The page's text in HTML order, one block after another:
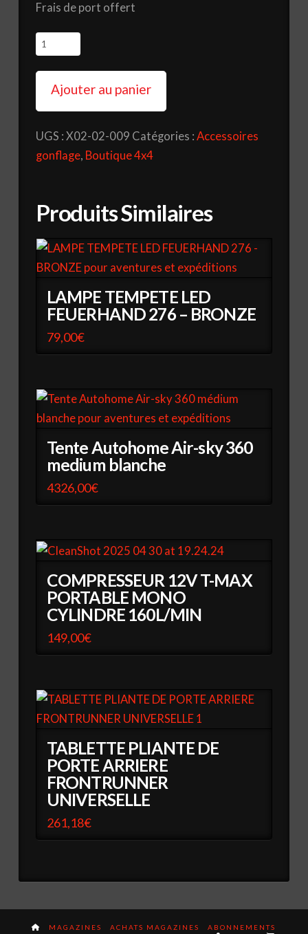
Frais de port offert
quantité
de
A
DEGONFLAGE
(JEU
DE
VALVES)
Ajouter au panier
UGS : X02-02-009 Catégories : Accessoires
gonflage, Boutique 4x4
Produits Similaires
LAMPE TEMPETE LED
FEUERHAND 276 – BRONZE
79,00€
Tente Autohome Air-sky 360
medium blanche
4326,00€
COMPRESSEUR 12V T-MAX
PORTABLE MONO
CYLINDRE 160L/MIN
149,00€
TABLETTE PLIANTE DE
PORTE ARRIERE
FRONTRUNNER
UNIVERSELLE
261,18€
MAGAZINES ACHATS MAGAZINES
ABONNEMENTS